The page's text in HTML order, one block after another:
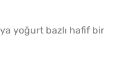
yoğurt bazlı hafif bir